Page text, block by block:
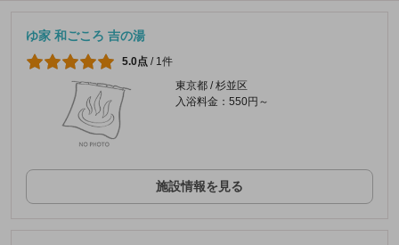
ゆ家 和ごころ 吉の湯
5.0点 / 1件
東京都 / 杉並区
入浴料金：550円～
施設情報を見る